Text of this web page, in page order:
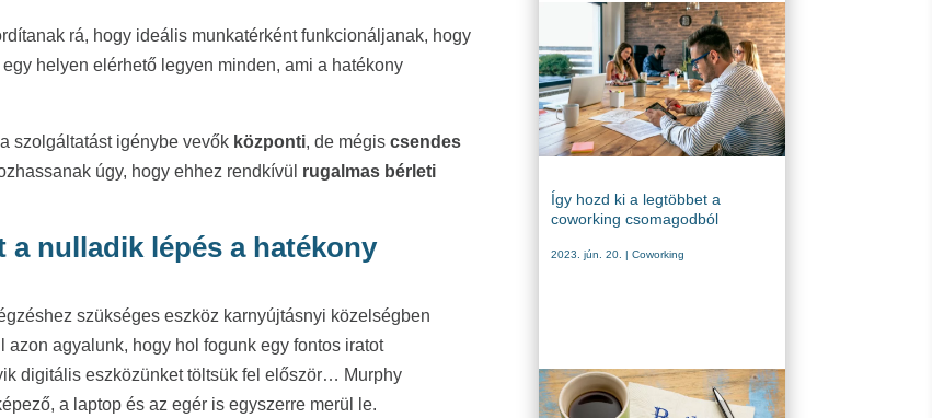
rá, hogy ideális munkatérként funkcionáljanak, hogy
helyen elérhető legyen minden, ami a hatékony
szolgáltatást igénybe vevők központi, de mégiscsendes
úgy, hogy ehhez rendkívül rugalmas bérleti
nulladik lépés a hatékony
szükséges eszköz karnyújtásnyi közelségben
agyalunk, hogy hol fogunk egy fontos iratot
digitális eszközünket töltsük fel először… Murphy
a laptop és az egér is egyszerre merül le.
Így hozd ki a legtöbbet a
coworking csomagodból
2023. jún. 20. |Coworking